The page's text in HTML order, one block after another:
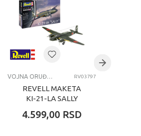
VOJNA ORUĐA, TENKOVI I VOJNICI RV03797
REVELL MAKETA
KI-21-LA SALLY
4.599,00 RSD